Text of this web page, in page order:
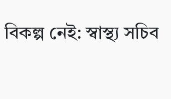
নেই: স্বাস্থ্য সচিব